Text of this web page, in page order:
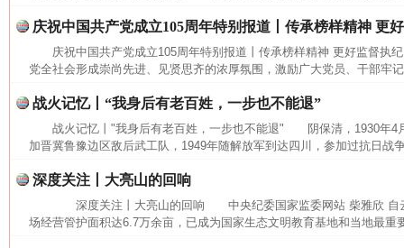
庆祝中国共产党成立105周年特别报道丨传承榜样精神 更
庆祝中国共产党成立105周年特别报道丨传承榜样精神 更好监督
党全社会形成崇尚先进、见贤思齐的浓厚氛围，激励广大党员、干部牢
战火记忆丨“我身后有老百姓，一步也不能退”
战火记忆丨"我身后有老百姓，一步也不能退" 阴保清，1930年4
加晋冀鲁豫边区敌后武工队，1949年随解放军到达四川，参加过抗日战
深度关注丨大亮山的回响
深度关注丨大亮山的回响 中央纪委国家监委网站 柴雅欣
场经营管护面积达6.7万余亩，已成为国家生态文明教育基地和当地最重